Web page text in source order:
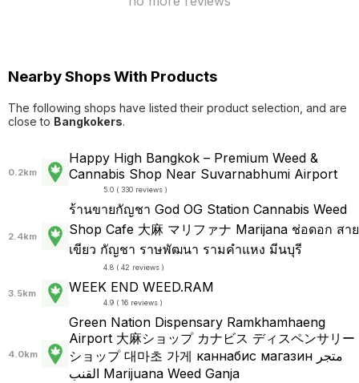
Nearby Shops With Products
The following shops have listed their product selection, and are
close to Bangkokers.
0.2km
Happy High Bangkok – Premium Weed &
Cannabis Shop Near Suvarnabhumi Airport
5.0 ( 330 reviews )
2.4km
ร้านขายกัญชา God ️OG Station Cannabis Weed
Shop Cafe 大麻 マリファナ Marijana ช่อดอก สาย
เขียว กัญชา ราษพัฒนา รามคำแหง มีนบุรี
4.8 ( 42 reviews )
3.5km WEEK END WEED.RAM
4.9 ( 16 reviews )
4.0km
Green Nation Dispensary Ramkhamhaeng
Airport 大麻ショップ カナビス ディスペンサリー
ショップ 대마초 가게 каннабис магазин متجر
القنب Marijuana Weed Ganja